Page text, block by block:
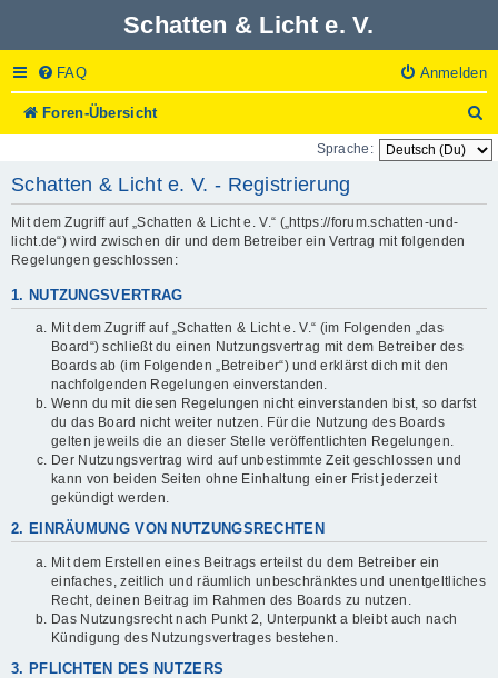
Schatten & Licht e. V.
FAQ Anmelden
Foren-Übersicht
u
c
Sprache:
Schatten & Licht e. V. - Registrierung
Mit dem Zugriff auf „Schatten & Licht e. V.“ („https://forum.schatten-und-
licht.de“) wird zwischen dir und dem Betreiber ein Vertrag mit folgenden
Regelungen geschlossen:
1. NUTZUNGSVERTRAG
Mit dem Zugriff auf „Schatten & Licht e. V.“ (im Folgenden „das
Board“) schließt du einen Nutzungsvertrag mit dem Betreiber des
Boards ab (im Folgenden „Betreiber“) und erklärst dich mit den
nachfolgenden Regelungen einverstanden.
Wenn du mit diesen Regelungen nicht einverstanden bist, so darfst
du das Board nicht weiter nutzen. Für die Nutzung des Boards
gelten jeweils die an dieser Stelle veröffentlichten Regelungen.
Der Nutzungsvertrag wird auf unbestimmte Zeit geschlossen und
kann von beiden Seiten ohne Einhaltung einer Frist jederzeit
gekündigt werden.
2. EINRÄUMUNG VON NUTZUNGSRECHTEN
Mit dem Erstellen eines Beitrags erteilst du dem Betreiber ein
einfaches, zeitlich und räumlich unbeschränktes und unentgeltliches
Recht, deinen Beitrag im Rahmen des Boards zu nutzen.
Das Nutzungsrecht nach Punkt 2, Unterpunkt a bleibt auch nach
Kündigung des Nutzungsvertrages bestehen.
3. PFLICHTEN DES NUTZERS